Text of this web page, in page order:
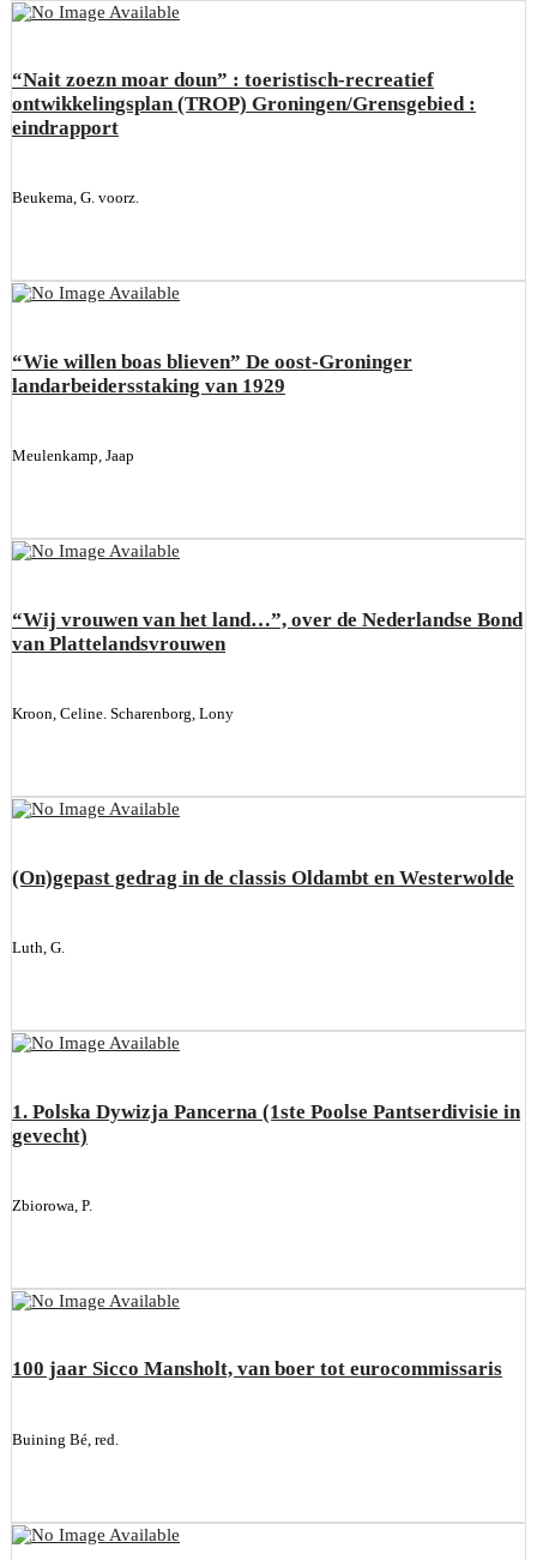
“Nait zoezn moar doun” : toeristisch-recreatief
ontwikkelingsplan (TROP) Groningen/Grensgebied :
eindrapport
Beukema, G. voorz.
“Wie willen boas blieven” De oost-Groninger
landarbeidersstaking van 1929
Meulenkamp, Jaap
“Wij vrouwen van het land…”, over de Nederlandse Bond
van Plattelandsvrouwen
Kroon, Celine. Scharenborg, Lony
(On)gepast gedrag in de classis Oldambt en Westerwolde
Luth, G.
1. Polska Dywizja Pancerna (1ste Poolse Pantserdivisie in
gevecht)
Zbiorowa, P.
100 jaar Sicco Mansholt, van boer tot eurocommissaris
Buining Bé, red.